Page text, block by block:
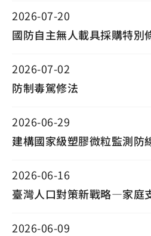
2026-07-20
國防自主無人載具採購特別
2026-07-02
防制毒駕修法
2026-06-29
建構國家級塑膠微粒監測防
2026-06-16
臺灣人口對策新戰略—家庭
2026-06-09